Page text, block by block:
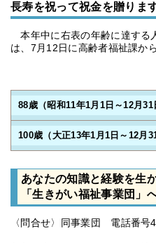
長寿を祝って祝金を贈りま
本年中に右表の年齢に達する
は、7月12日に高齢者福祉課か
88歳（昭和11年1月1日～12月31
100歳（大正13年1月1日～12月
あなたの知識と経験を生
「生きがい福祉事業団」
〈問合せ〉同事業団 電話番号